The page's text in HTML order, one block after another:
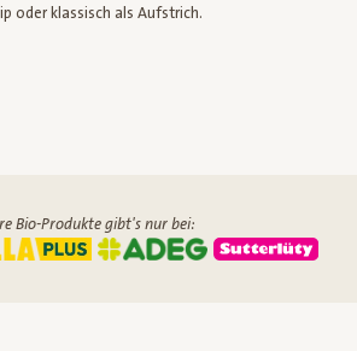
oder klassisch als Aufstrich.
Bio-Produkte gibt's nur bei: